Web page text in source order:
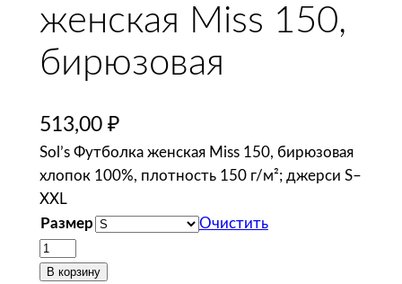
женская Miss 150,
бирюзовая
513,00 ₽
Sol’s Футболка женская Miss 150, бирюзовая
хлопок 100%, плотность 150 г/м²; джерси S–
XXL
Размер
Очистить
К
о В корзину